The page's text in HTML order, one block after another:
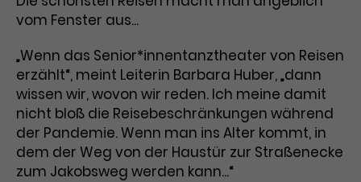
verschiedene Websites hinweg.
vom Fenster aus...
„Wenn das Senior*innentanztheater von Reisen
erzählt“, meint Leiterin Barbara Huber, „dann
wissen wir, wovon wir reden. Ich meine damit
nicht bloß die Reisebeschränkungen während
der Pandemie. Wenn man ins Alter kommt, in
dem der Weg von der Haustür zur Straßenecke
zum Jakobsweg werden kann...“